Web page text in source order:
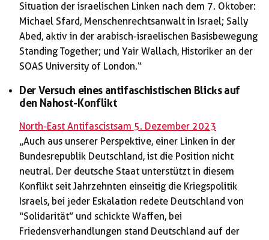
Situation der israelischen Linken nach dem 7. Oktober:
Michael Sfard, Menschenrechtsanwalt in Israel; Sally
Abed, aktiv in der arabisch-israelischen Basisbewegung
Standing Together; und Yair Wallach, Historiker an der
SOAS University of London.“
Der Versuch eines antifaschistischen Blicks auf
den Nahost-Konflikt
North-East Antifascists am 5. Dezember 2023
„Auch aus unserer Perspektive, einer Linken in der
Bundesrepublik Deutschland, ist die Position nicht
neutral. Der deutsche Staat unterstützt in diesem
Konflikt seit Jahrzehnten einseitig die Kriegspolitik
Israels, bei jeder Eskalation redete Deutschland von
“Solidarität” und schickte Waffen, bei
Friedensverhandlungen stand Deutschland auf der